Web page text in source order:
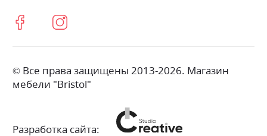
© Все права защищены 2013-2026. Магазин
мебели "Bristol"
Разработка сайта: